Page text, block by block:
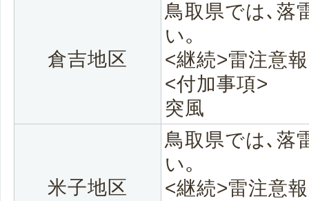
倉吉地区
鳥取県では､落
い｡
<継続>雷注意報
<付加事項>
突風
米子地区
鳥取県では､落
い｡
<継続>雷注意報